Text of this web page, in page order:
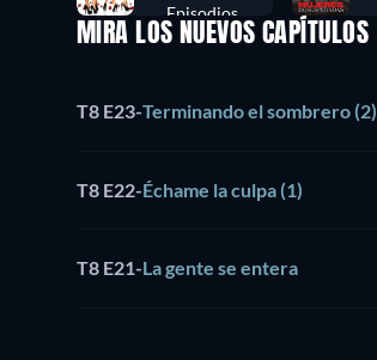
Episodios
MIRA LOS NUEVOS CAPÍTULOS
T8 E23-Terminando el sombrero (2)
T8 E22-Échame la culpa (1)
T8 E21-La gente se entera